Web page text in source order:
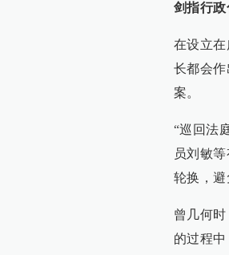
剑指行
在设立
长都会
案。
“巡回法
员刘敏
轮换，避
曾几何
的过程